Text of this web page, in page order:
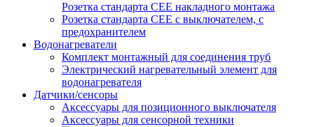
Розетка стандарта СЕЕ накладного монтажа
Розетка стандарта СЕЕ с выключателем, с
предохранителем
Водонагреватели
Комплект монтажный для соединения труб
Электрический нагревательный элемент для
водонагревателя
Датчики/сенсоры
Аксессуары для позиционного выключателя
Аксессуары для сенсорной техники